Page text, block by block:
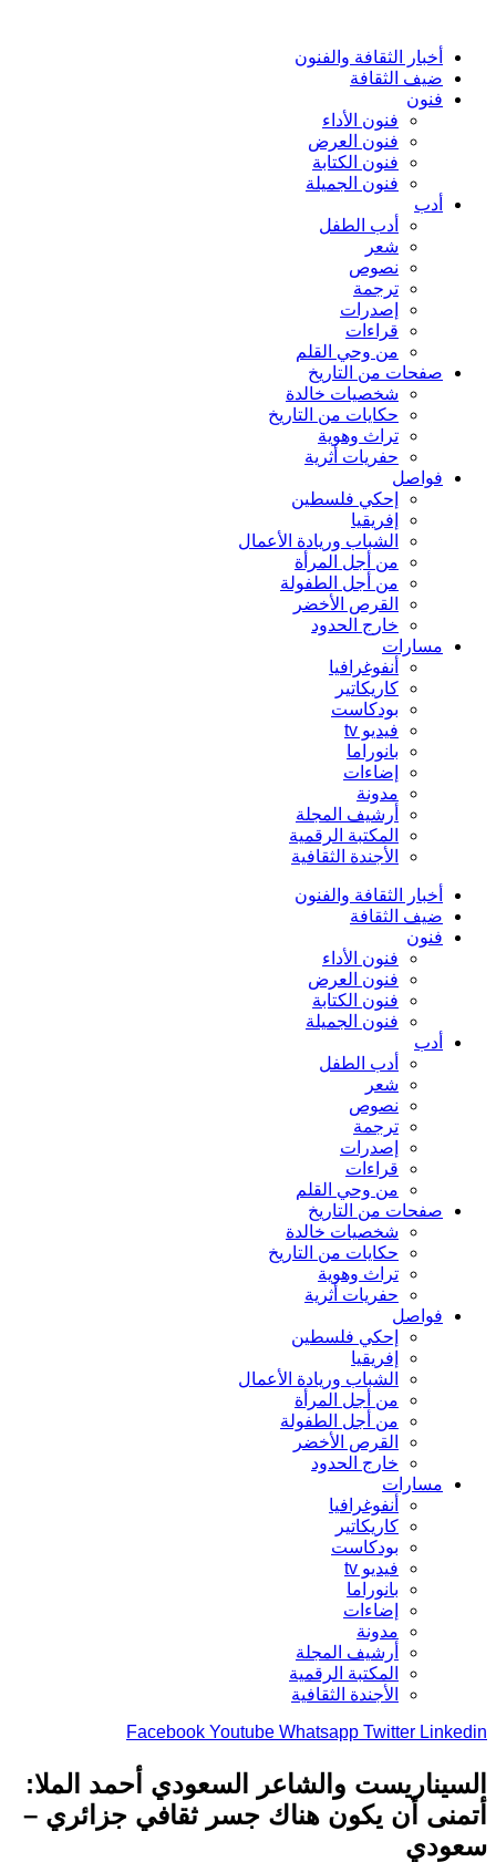
أخبار الثقافة والفنون
ضيف الثقافة
فنون
فنون الأداء
فنون العرض
فنون الكتابة
فنون الجميلة
أدب
أدب الطفل
شعر
نصوص
ترجمة
إصدرات
قراءات
من وحي القلم
صفحات من التاريخ
شخصيات خالدة
حكايات من التاريخ
تراث وهوية
حفريات أثرية
فواصل
إحكي فلسطين
إفريقيا
الشباب وريادة الأعمال
من أجل المرأة
من أجل الطفولة
القرص الأخضر
خارج الحدود
مسارات
أنفوغرافيا
كاريكاتير
بودكاست
فيديو tv
بانوراما
إضاءات
مدونة
أرشيف المجلة
المكتبة الرقمية
الأجندة الثقافية
أخبار الثقافة والفنون
ضيف الثقافة
فنون
فنون الأداء
فنون العرض
فنون الكتابة
فنون الجميلة
أدب
أدب الطفل
شعر
نصوص
ترجمة
إصدرات
قراءات
من وحي القلم
صفحات من التاريخ
شخصيات خالدة
حكايات من التاريخ
تراث وهوية
حفريات أثرية
فواصل
إحكي فلسطين
إفريقيا
الشباب وريادة الأعمال
من أجل المرأة
من أجل الطفولة
القرص الأخضر
خارج الحدود
مسارات
أنفوغرافيا
كاريكاتير
بودكاست
فيديو tv
بانوراما
إضاءات
مدونة
أرشيف المجلة
المكتبة الرقمية
الأجندة الثقافية
Facebook Youtube Whatsapp Twitter
والشاعر السعودي أحمد الملا:
أن يكون هناك جسر ثقافي جزائري –